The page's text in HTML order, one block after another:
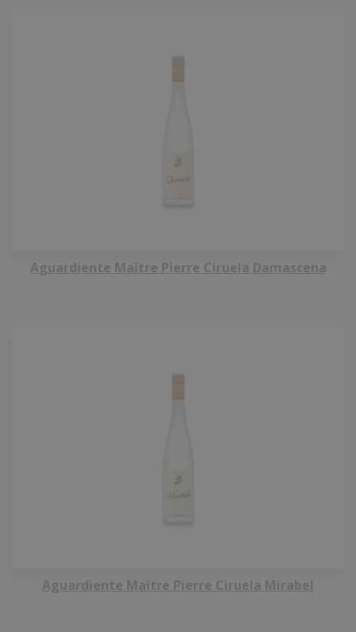
Aguardiente Maître Pierre Ciruela Damascena
Aguardiente Maître Pierre Ciruela Mirabel